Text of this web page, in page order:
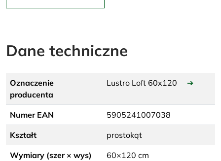
Dane techniczne
Oznaczenie
producenta
Lustro Loft 60x120 ➔
Numer EAN 5905241007038
Kształt prostokąt
Wymiary (szer × wys) 60×120 cm